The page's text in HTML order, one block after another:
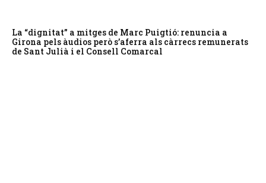
La “dignitat” a mitges de Marc Puigtió: renuncia a
Girona pels àudios però s’aferra als càrrecs remunerats
de Sant Julià i el Consell Comarcal